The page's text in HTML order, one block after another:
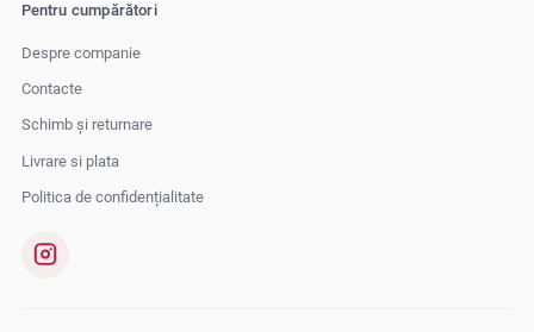
Pentru cumpărători
Despre companie
Contacte
Schimb și returnare
Livrare si plata
Politica de confidențialitate